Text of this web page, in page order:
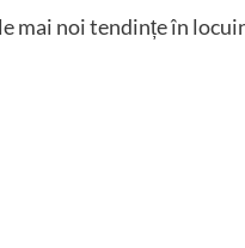
mai noi tendințe în